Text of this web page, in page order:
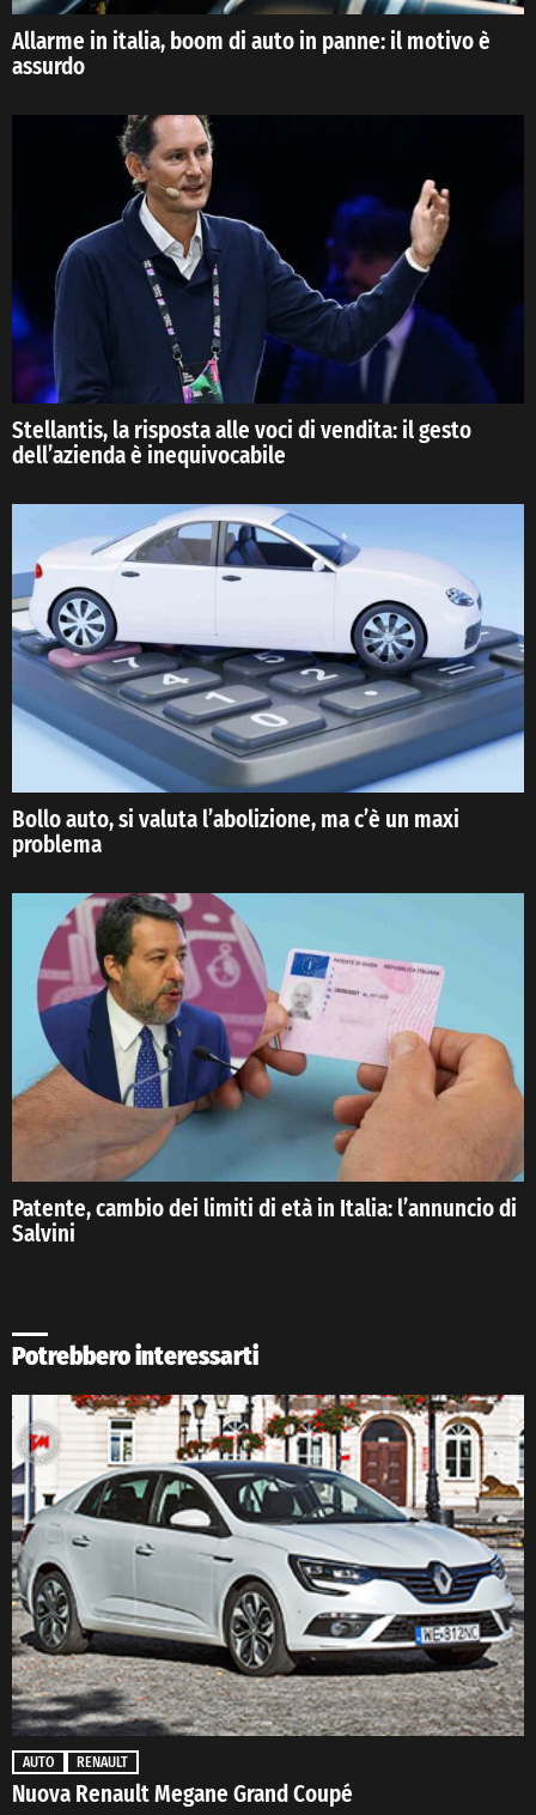
Allarme in italia, boom di auto in panne: il motivo è
assurdo
Stellantis, la risposta alle voci di vendita: il gesto
dell’azienda è inequivocabile
Bollo auto, si valuta l’abolizione, ma c’è un maxi
problema
Patente, cambio dei limiti di età in Italia: l’annuncio di
Salvini
Potrebbero interessarti
AUTO RENAULT
Nuova Renault Megane Grand Coupé